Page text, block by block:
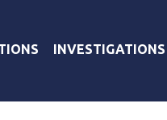
INVESTIGATIONS